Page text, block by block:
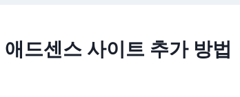
애드센스 사이트 추가 방법